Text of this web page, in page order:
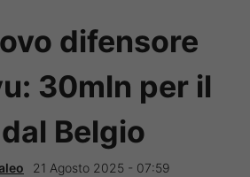
difensore
30mln per il
Belgio
21 Agosto 2025 - 07:59